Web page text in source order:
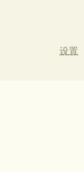
设置